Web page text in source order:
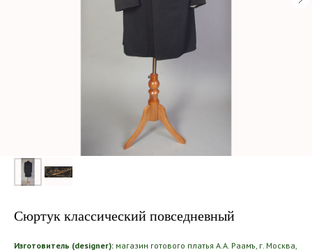
Сюртук классический повседневный
Изготовитель (designer): магазин готового платья А.А. Раамъ, г. Москва,